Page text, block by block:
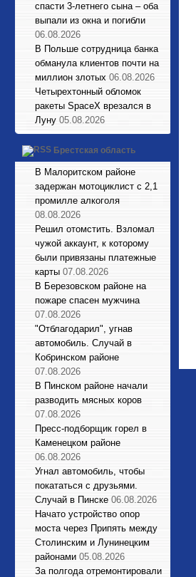
спасти 3-летнего сына – оба
выпали из окна и погибли
06.08.2026
В Польше сотрудница банка
обманула клиентов почти на
миллион злотых 06.08.2026
Четырехтонный обломок
ракеты SpaceX врезался в
Луну 05.08.2026
Брестская область
В Малоритском районе
задержан мотоциклист с 2,1
промилле алкоголя
08.08.2026
Решил отомстить. Взломал
чужой аккаунт, к которому
были привязаны платежные
карты 07.08.2026
В Березовском районе на
пожаре спасен мужчина
07.08.2026
"Отблагодарил", угнав
автомобиль. Случай в
Кобринском районе
07.08.2026
В Пинском районе начали
разводить мясных коров
07.08.2026
Пресс-подборщик горел в
Каменецком районе
06.08.2026
Угнал автомобиль, чтобы
покататься с друзьями.
Случай в Пинске 06.08.2026
Начато устройство опор
моста через Припять между
Столинским и Лунинецким
районами 05.08.2026
За полгода отремонтировали